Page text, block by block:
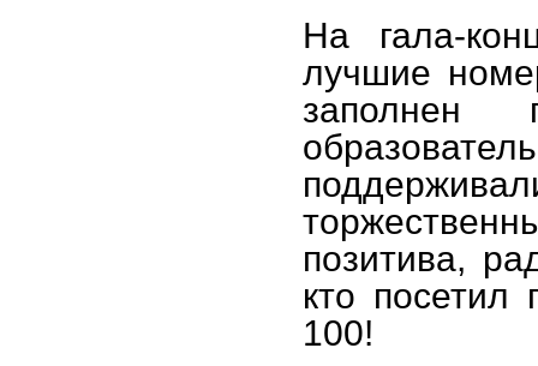
На гала-
лучшие
заполнен
позитива,
кто посетил
100!